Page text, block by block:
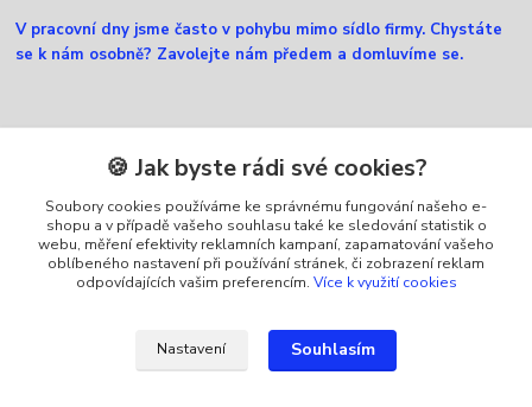
V pracovní dny jsme často v pohybu mimo sídlo firmy. Chystáte
se k nám osobně? Zavolejte nám předem a domluvíme se.
Kontakty
Zákaznická podpora Ellfox
+420 725 430 040
(Po-Pá, 8-16 hod.)
🍪 Jak byste rádi své cookies?
Soubory cookies používáme ke správnému fungování našeho e-
shopu a v případě vašeho souhlasu také ke sledování statistik o
webu, měření efektivity reklamních kampaní, zapamatování vašeho
oblíbeného nastavení při používání stránek, či zobrazení reklam
odpovídajících vašim preferencím. Více k využití cookies
Nastavení Souhlasím